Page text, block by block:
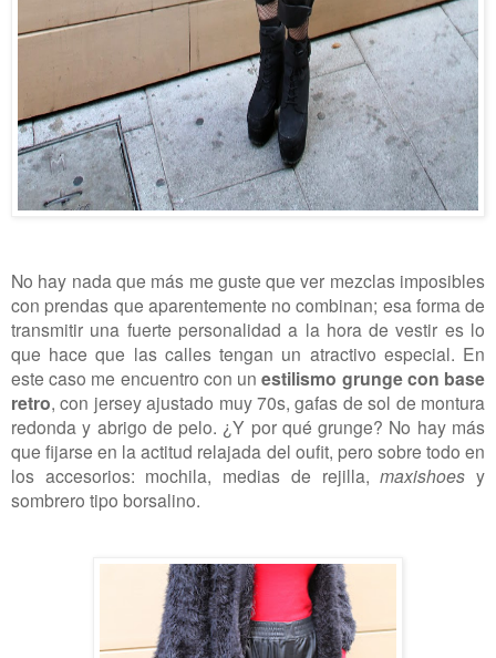
No hay nada que más me guste que ver mezclas imposibles
con prendas que aparentemente no combinan; esa forma de
transmitir una fuerte personalidad a la hora de vestir es lo
que hace que las calles tengan un atractivo especial. En
este caso me encuentro con unestilismo grunge con base
retro, con jersey ajustado muy 70s, gafas de sol de montura
redonda y abrigo de pelo. ¿Y por qué grunge? No hay más
que fijarse en la actitud relajada del oufit, pero sobre todo en
los accesorios: mochila, medias de rejilla,maxishoes y
sombrero tipo borsalino.